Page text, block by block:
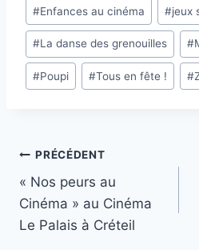
la
publication :
#Enfances au cinéma #jeux
#La danse des grenouilles #
#Poupi #Tous en fête ! #
Navigation
de
l’article
PRÉCÉDENT
« Nos peurs au
Cinéma » au Cinéma
Le Palais à Créteil